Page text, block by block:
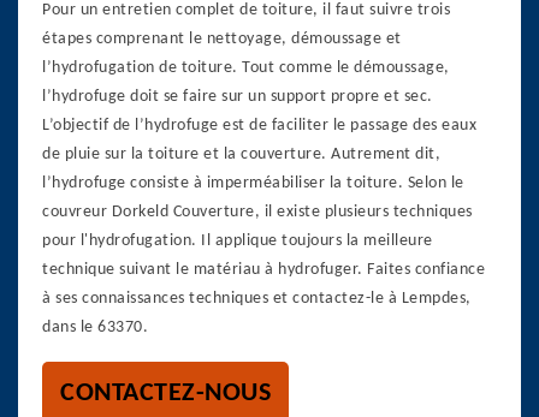
Pour un entretien complet de toiture, il faut suivre trois
étapes comprenant le nettoyage, démoussage et
l’hydrofugation de toiture. Tout comme le démoussage,
l’hydrofuge doit se faire sur un support propre et sec.
L’objectif de l’hydrofuge est de faciliter le passage des eaux
de pluie sur la toiture et la couverture. Autrement dit,
l’hydrofuge consiste à imperméabiliser la toiture. Selon le
couvreur Dorkeld Couverture, il existe plusieurs techniques
pour l'hydrofugation. Il applique toujours la meilleure
technique suivant le matériau à hydrofuger. Faites confiance
à ses connaissances techniques et contactez-le à Lempdes,
dans le 63370.
CONTACTEZ-NOUS